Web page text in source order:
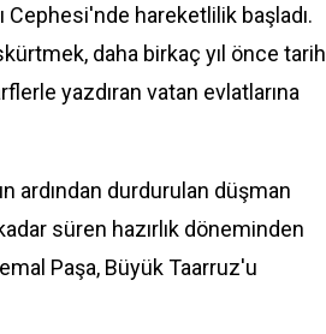
Cephesi'nde hareketlilik başladı.
daha birkaç yıl önce tarih
yazdıran vatan evlatlarına
ardından durdurulan düşman
süren hazırlık döneminden
Paşa, Büyük Taarruz'u